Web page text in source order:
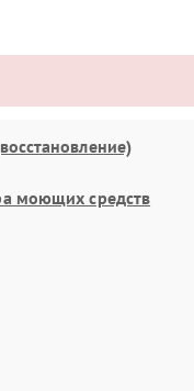
моющих средств